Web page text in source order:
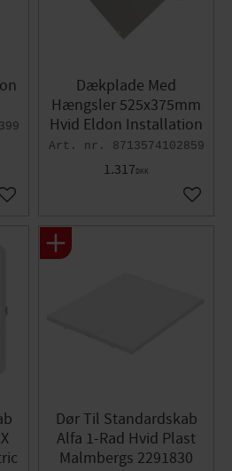
Gem som favorit
Dækplade Med
Hængsler 525x375mm
Hvid Eldon Installation
8713574102859
1.317DKK
Gem
Dør Til Standardskab
Alfa 1-Rad Hvid Plast
Malmbergs 2291830